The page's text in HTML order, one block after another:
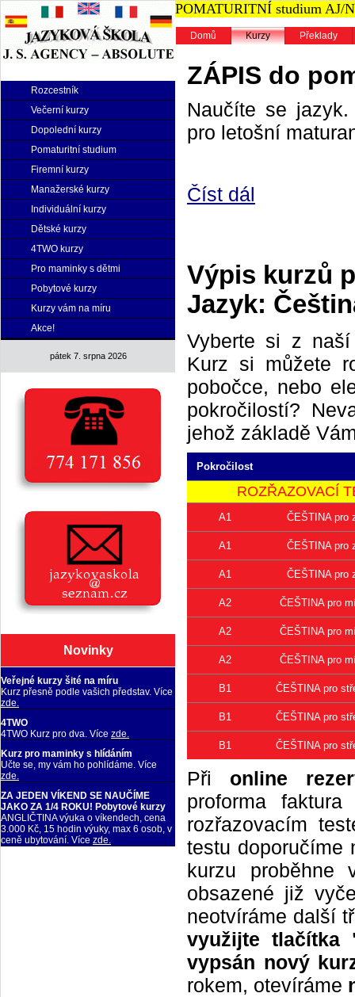
Rozcestník
Večerní kurzy
Dopolední kurzy
Pomaturitní studium
Firemní kurzy
Manažerské kurzy
Individuální kurzy
Dětské kurzy
4TWO kurzy
Pro maminky s dětmi
Pobytové kurzy
Kurzy vám na míru
Akce!
pátek 7. srpna 2026
Novinky
Veřejné kurzy šité na míru
Kurz přesně podle vašich představ. Více
zde.
4TWO
4TWO Kurz pro dva. Více zde.
Kurz pro maminky s hlídáním
Učte se, my vám ho pohlídáme. Více
zde.
ZA JEDEN VÍKEND SE NAUČÍME
JAKO ZA 1/4 ROKU! Pobytové kurzy
ANGLIČTINA výuka o víkendech, cena
3.000 Kč, 15 hodin výuky, max 6 osob, v
ceně ubytování. Více zde.
POMATURITNÍ studium AJ/
Domů Kurzy Překlady
ZÁPIS do
Naučíte se
pro letošní
Číst dál
Výpis kurzů
Jazyk:
Vyberte si z
Kurz si můžete
pobočce, nebo
pokročilostí?
jehož základě
Pokročilost
ROZŘAZOVACÍ
A1 ČEŠTINA pro
A1 ČEŠTINA pro
A1 ČEŠTINA pro
A2 ČEŠTINA pro
A2 ČEŠTINA pro
A2 ČEŠTINA pro
B1 ČEŠTINA pro
B1 ČEŠTINA pro
B1 ČEŠTINA pro
Při online
proforma
rozřazovacím
testu doporučíme
kurzu proběhne
obsazené již
neotvíráme další
využijte tlačítka
vypsán nový
rokem, otevíráme